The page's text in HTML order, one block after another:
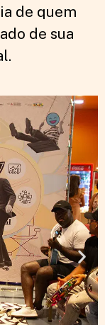
de quem
de sua